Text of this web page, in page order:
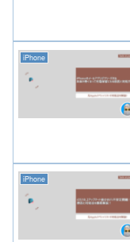
iPhone
iPhone